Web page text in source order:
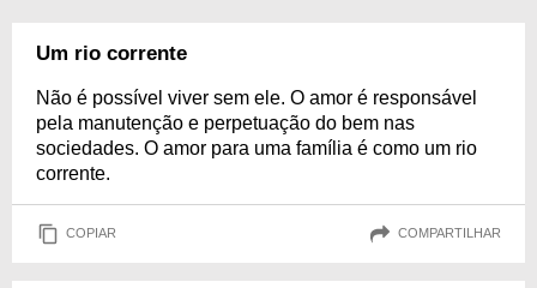
Um rio corrente
Não é possível viver sem ele. O amor é responsável
pela manutenção e perpetuação do bem nas
sociedades. O amor para uma família é como um rio
corrente.
COPIAR COMPARTILHAR